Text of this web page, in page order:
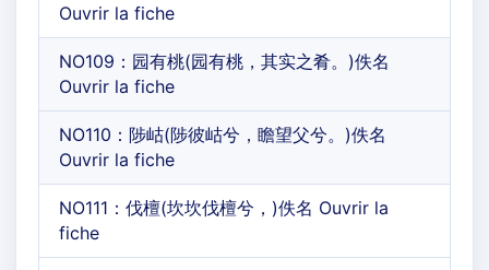
Ouvrir la fiche
NO109：园有桃(园有桃，其实之肴。)佚名
Ouvrir la fiche
NO110：陟岵(陟彼岵兮，瞻望父兮。)佚名
Ouvrir la fiche
NO111：伐檀(坎坎伐檀兮，)佚名 Ouvrir la
fiche